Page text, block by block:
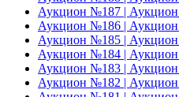
Аукцион №187 | Аукцион
Аукцион №186 | Аукцион
Аукцион №185 | Аукцион
Аукцион №184 | Аукцион
Аукцион №183 | Аукцион
Аукцион №182 | Аукцион